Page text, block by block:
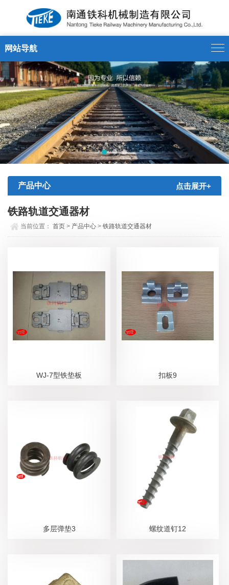
网站导航
产品中心 点击展开+
铁路轨道交通器材
当前位置：首页 > 产品中心 >铁路轨道交通器材
WJ-7型铁垫板 扣板9
多层弹垫3 螺纹道钉12